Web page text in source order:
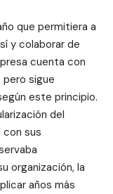
que permitiera a
y colaborar de
cuenta con
sigue
este principio.
del
con sus
organización, la
años más